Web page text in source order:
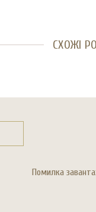
СХОЖІ
Помилка